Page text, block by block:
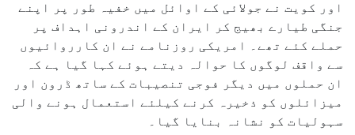
اور کویت نے جولائی کے اوائل میں خفیہ طور پر اپنے
جنگی طیارے بھیج کر ایران کے اندرونی اہداف پر
حملے کئے تھے۔ امریکی روزنامے نے ان کارروائیوں
سے واقف لوگوں کا حوالہ دیتے ہوئے کہا گیا ہے کہ
ان حملوں میں دیگر فوجی تنصیبات کے ساتھ ڈرون اور
میزائلوں کو ذخیرہ کرنے کیلئے استعمال ہونے والی
سہولیات کو نشانہ بنایا گیا۔